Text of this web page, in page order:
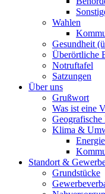
Wahlen
Gesundheit
Überörtliche
Notruftafel
Satzungen
Über uns
Grußwort
Was ist eine
Geografische
Klima &
Standort &
Grundstücke